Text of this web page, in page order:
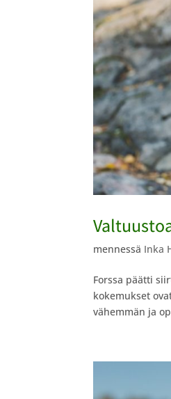
mennessä Inka
Forssa päätti
kokemukset
vähemmän ja